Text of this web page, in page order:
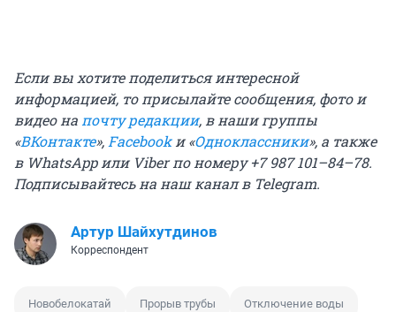
Если вы хотите поделиться интересной
информацией, то присылайте сообщения, фото и
видео напочту редакции, в наши группы
«ВКонтакте»,Facebookи «Одноклассники», а также
в WhatsApp или Viber по номеру +7 987 101–84–78.
Подписывайтесь на наш канал в Telegram.
Артур Шайхутдинов
Корреспондент
Новобелокатай Прорыв трубы Отключение воды